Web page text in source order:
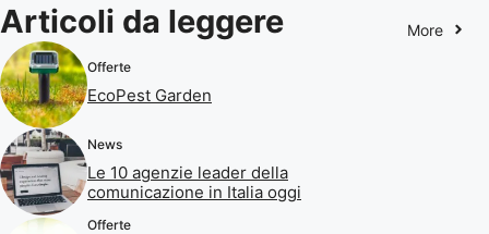
Articoli da leggere More
Offerte
EcoPest Garden
News
Le 10 agenzie leader della
comunicazione in Italia oggi
Offerte